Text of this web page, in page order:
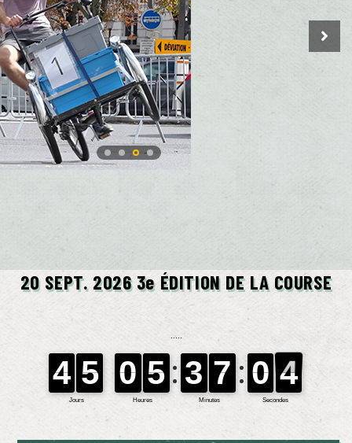
20 SEPT. 2026 3e ÉDITION DE LA COURSE